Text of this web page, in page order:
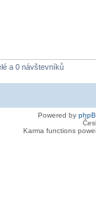
a 0 návštevníků
Powered by
Karma functions